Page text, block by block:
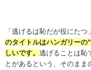
「逃げるは恥だが役にた
のタイトルはハンガリーの
しいです。 逃げることは恥
とがあるという、そのま